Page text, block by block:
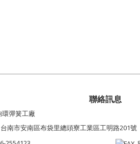
聯絡訊息
彈簧工廠
台南市安南區布袋里總頭寮工業區工明路201號